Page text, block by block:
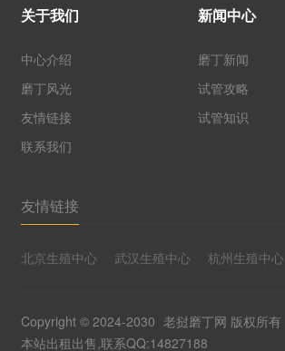
关于我们
中心介绍
磨丁风光
友情链接
联系我们
新闻中心
磨丁新闻
试管攻略
试管知识
友情链接
北京生殖中心 武汉生殖中心 杭州生殖中心
Copyright © 2024-2030 老挝磨丁网 版权所有
本站出租出售,联系QQ:14827188